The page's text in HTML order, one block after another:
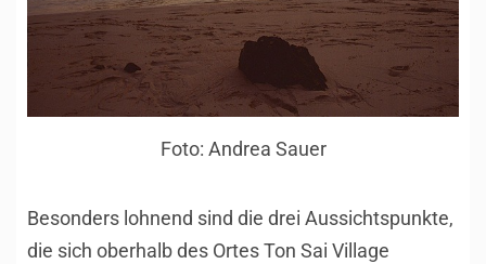
Foto: Andrea Sauer
Besonders lohnend sind die drei Aussichtspunkte,
die sich oberhalb des Ortes Ton Sai Village